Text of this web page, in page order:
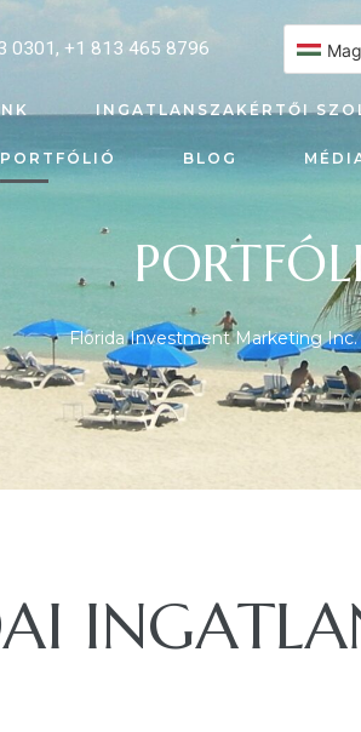
0301 , +1 813 465 8796
INGATLANSZAKÉRTŐI
PORTFÓLIÓ BLOG
Florida Investment Marketing Inc.